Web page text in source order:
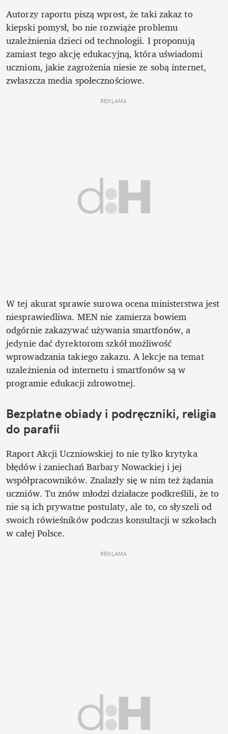
Autorzy raportu piszą wprost, że taki zakaz to
kiepski pomysł, bo nie rozwiąże problemu
uzależnienia dzieci od technologii. I proponują
zamiast tego akcję edukacyjną, która uświadomi
uczniom, jakie zagrożenia niesie ze sobą internet,
zwłaszcza media społecznościowe.
REKLAMA
W tej akurat sprawie surowa ocena ministerstwa jest
niesprawiedliwa. MEN nie zamierza bowiem
odgórnie zakazywać używania smartfonów, a
jedynie dać dyrektorom szkół możliwość
wprowadzania takiego zakazu. A lekcje na temat
uzależnienia od internetu i smartfonów są w
programie edukacji zdrowotnej.
Bezpłatne obiady i podręczniki, religia
do parafii
Raport Akcji Uczniowskiej to nie tylko krytyka
błędów i zaniechań Barbary Nowackiej i jej
współpracowników. Znalazły się w nim też żądania
uczniów. Tu znów młodzi działacze podkreślili, że to
nie są ich prywatne postulaty, ale to, co słyszeli od
swoich rówieśników podczas konsultacji w szkołach
w całej Polsce.
REKLAMA